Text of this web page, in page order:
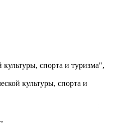
спорта и туризма",
культуры, спорта и